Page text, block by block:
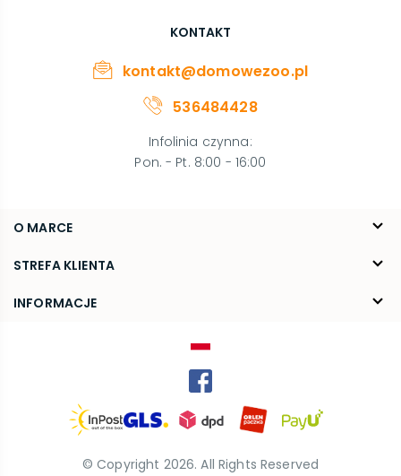
O MARCE
O nas
Blog
STREFA KLIENTA
FAQ
INFORMACJE
KONTAKT
kontakt@domowezoo.pl
536484428
Infolinia czynna:
Pon. - Pt. 8:00 - 16:00
© Copyright 2026. All Rights Reserved